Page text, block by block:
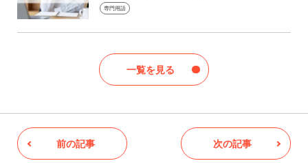
専門用語
一覧を見る
前の記事 次の記事